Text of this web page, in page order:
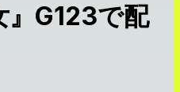
』G123で配